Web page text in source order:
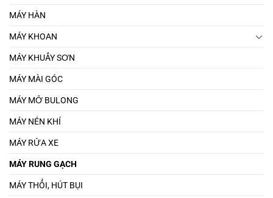
MÁY HÀN
MÁY KHOAN
MÁY KHUẤY SƠN
MÁY MÀI GÓC
MÁY MỞ BULONG
MÁY NÉN KHÍ
MÁY RỬA XE
MÁY RUNG GẠCH
MÁY THỔI, HÚT BỤI